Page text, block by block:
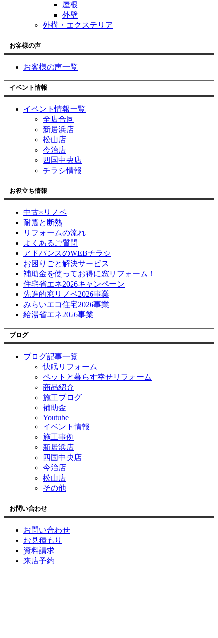
屋根
外壁
外構・エクステリア
お客様の声
お客様の声一覧
イベント情報
イベント情報一覧
全店合同
新居浜店
松山店
今治店
四国中央店
チラシ情報
お役立ち情報
中古×リノベ
耐震と断熱
リフォームの流れ
よくあるご質問
アドバンスのWEBチラシ
お困りごと解決サービス
補助金を使ってお得に窓リフォーム！
住宅省エネ2026キャンペーン
先進的窓リノベ2026事業
みらいエコ住宅2026事業
給湯省エネ2026事業
ブログ
ブログ記事一覧
快眠リフォーム
ペットと暮らす幸せリフォーム
商品紹介
施工ブログ
補助金
Youtube
イベント情報
施工事例
新居浜店
四国中央店
今治店
松山店
その他
お問い合わせ
お問い合わせ
お見積もり
資料請求
来店予約